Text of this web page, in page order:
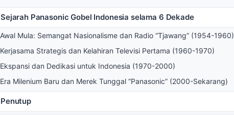
Sejarah Panasonic Gobel Indonesia selama 6 Dekade
Awal Mula: Semangat Nasionalisme dan Radio “Tjawang” (1954-1960)
Kerjasama Strategis dan Kelahiran Televisi Pertama (1960-1970)
Ekspansi dan Dedikasi untuk Indonesia (1970-2000)
Era Milenium Baru dan Merek Tunggal “Panasonic” (2000-Sekarang)
Penutup